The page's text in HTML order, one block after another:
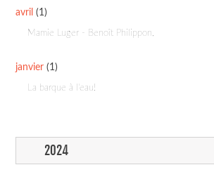
avril (1)
Mamie Luger - Benoît Philippon,
janvier (1)
La barque à l'eau!
2024